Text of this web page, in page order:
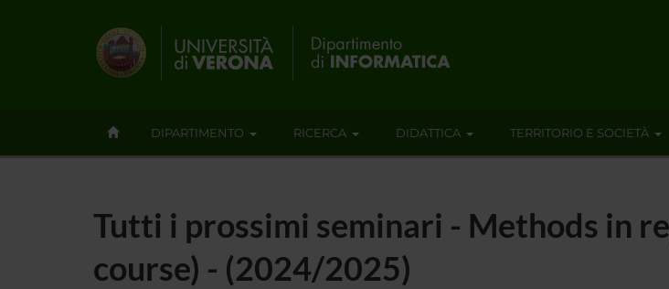
DIPARTIMENTO RICERCA DIDATTICA TERRITORIO E SOCIETÀ
Tutti i prossimi seminari - Methods in
course) - (2024/2025)